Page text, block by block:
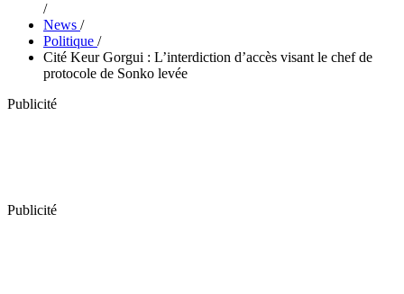
/
News /
Politique /
Cité Keur Gorgui : L’interdiction d’accès visant le chef de
protocole de Sonko levée
Publicité
Publicité